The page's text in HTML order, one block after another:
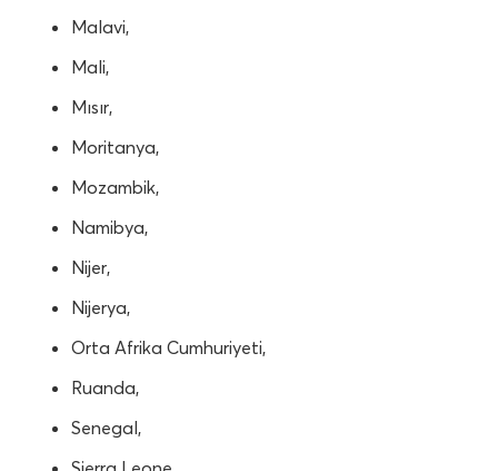
Malavi,
Mali,
Mısır,
Moritanya,
Mozambik,
Namibya,
Nijer,
Nijerya,
Orta Afrika Cumhuriyeti,
Ruanda,
Senegal,